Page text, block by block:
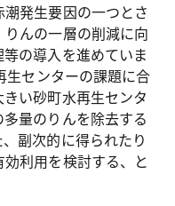
発生要因の一つとさ
んの一層の削減に向
の導入を進めていま
生センターの課題に合
い砂町水再生センタ
量のりんを除去する
副次的に得られたり
利用を検討する、と